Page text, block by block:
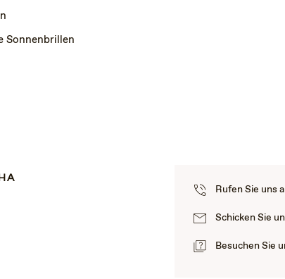
Sonnenbrillen
Rufen Sie uns
Schicken Sie
Besuchen Sie